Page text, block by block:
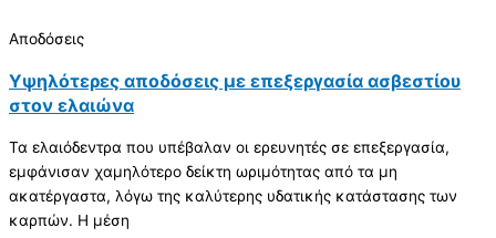
Αποδόσεις
Υψηλότερες αποδόσεις με επεξεργασία ασβεστίου
στον ελαιώνα
Τα ελαιόδεντρα που υπέβαλαν οι ερευνητές σε επεξεργασία,
εμφάνισαν χαμηλότερο δείκτη ωριμότητας από τα μη
ακατέργαστα, λόγω της καλύτερης υδατικής κατάστασης των
καρπών. Η μέση